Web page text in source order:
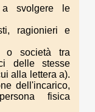
a svolgere le
ragionieri e
o società tra
delle stesse
alla lettera a).
dell'incarico,
fisica